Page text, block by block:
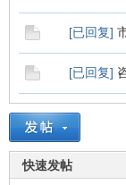
[已回复]
[已回复]
快速发帖